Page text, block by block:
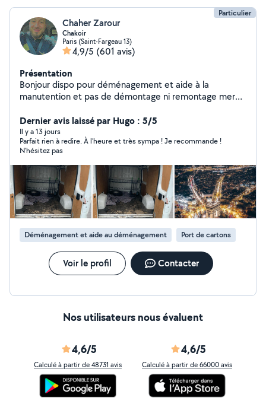
Particulier
Chaher Zarour
Chakoir
Paris (Saint-Fargeau 13)
4,9/5 (601 avis)
Présentation
Bonjour dispo pour déménagement et aide à la
manutention et pas de démontage ni remontage merci
Dernier avis laissé par Hugo : 5/5
Il y a 13 jours
Parfait rien à redire. À l’heure et très sympa ! Je recommande !
N’hésitez pas
Déménagement et aide au déménagement Port de cartons
Voir le profil Contacter
Nos utilisateurs nous évaluent
4,6/5
Calculé à partir de 48731 avis
4,6/5
Calculé à partir de 66000 avis